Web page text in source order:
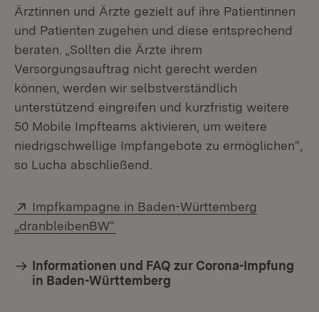
Ärztinnen und Ärzte gezielt auf ihre Patientinnen
und Patienten zugehen und diese entsprechend
beraten. „Sollten die Ärzte ihrem
Versorgungsauftrag nicht gerecht werden
können, werden wir selbstverständlich
unterstützend eingreifen und kurzfristig weitere
50 Mobile Impfteams aktivieren, um weitere
niedrigschwellige Impfangebote zu ermöglichen“,
so Lucha abschließend.
Extern:
Impfkampagne in Baden-Württemberg
„dranbleibenBW“
Informationen und FAQ zur Corona-Impfung
in Baden-Württemberg